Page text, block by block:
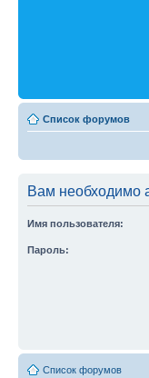
Список форумов
Вам необходимо
Имя пользователя:
Пароль:
Список форумов